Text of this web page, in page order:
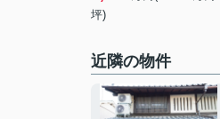
坪)
近隣の物件